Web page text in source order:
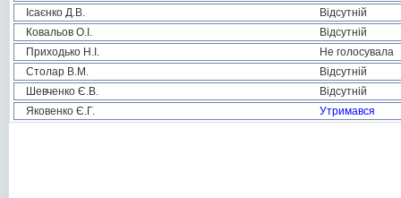
Ісаєнко Д.В.
Відсутній
Ковальов О.І.
Відсутній
Приходько Н.І.
Не голосувала
Столар В.М.
Відсутній
Шевченко Є.В.
Відсутній
Яковенко Є.Г.
Утримався